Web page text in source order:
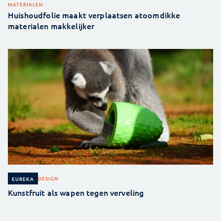
MATERIALEN
Huishoudfolie maakt verplaatsen atoomdikke
materialen makkelijker
EUREKA DESIGN
Kunstfruit als wapen tegen verveling